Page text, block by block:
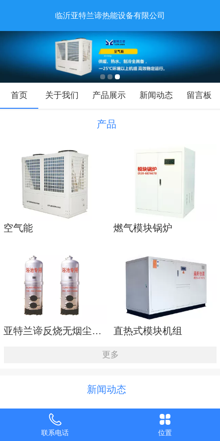
临沂亚特兰谛热能设备有限公司
首页 关于我们 产品展示 新闻动态 留言板
产品
空气能 燃气模块锅炉
亚特兰谛反烧无烟尘锅炉 直热式模块机组
更多
新闻动态
临沂亚特兰谛热能设备分享污
水源热泵系统的维护频率是怎
联系电话 位置